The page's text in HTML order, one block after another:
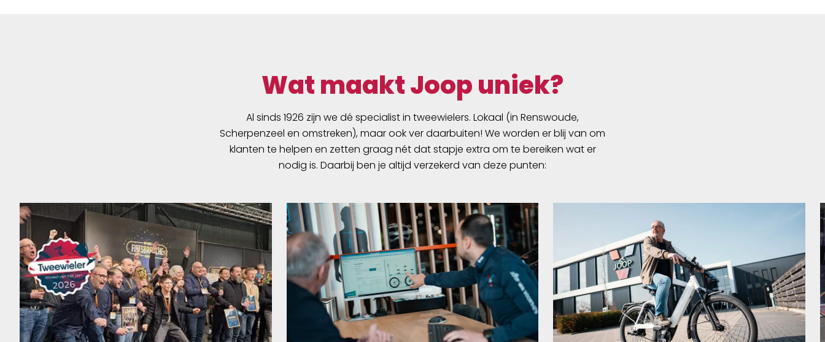
Wat maakt Joop uniek?
Al sinds 1926 zijn we dé specialist in tweewielers. Lokaal (in Renswoude,
Scherpenzeel en omstreken), maar ook ver daarbuiten! We worden er blij van om
klanten te helpen en zetten graag nét dat stapje extra om te bereiken wat er
nodig is. Daarbij ben je altijd verzekerd van deze punten: